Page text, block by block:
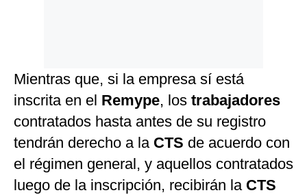
Mientras que, si la empresa sí está
inscrita en el Remype, los trabajadores
contratados hasta antes de su registro
tendrán derecho a la CTS de acuerdo con
el régimen general, y aquellos contratados
luego de la inscripción, recibirán la CTS